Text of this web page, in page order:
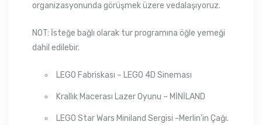
organizasyonunda görüşmek üzere vedalaşıyoruz.
NOT: İsteğe bağlı olarak tur programına öğle yemeği
dahil edilebir.
LEGO Fabriskası – LEGO 4D Sineması
Krallık Macerası Lazer Oyunu – MİNİLAND
LEGO Star Wars Miniland Sergisi -Merlin’in Çağı.